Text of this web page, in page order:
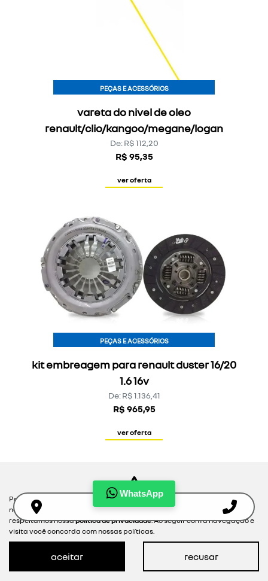
WhatsApp
vareta do nivel de oleo
renault/clio/kangoo/megane/logan
PEÇAS E ACESSÓRIOS
De: R$ 112,20
R$ 95,35
ver oferta
kit embreagem para renault duster 16/20
1.6 16v
PEÇAS E ACESSÓRIOS
De: R$ 1.136,41
R$ 965,95
ver oferta
Para otimizar sua experiência durante a navegação, fazemos uso de
nossa política de cookies e para proteger seus dados pessoais
respeitamos nossapolítica de privacidade. Ao seguir com a navegação e
visita você concorda com nossas políticas.
aceitar recusar